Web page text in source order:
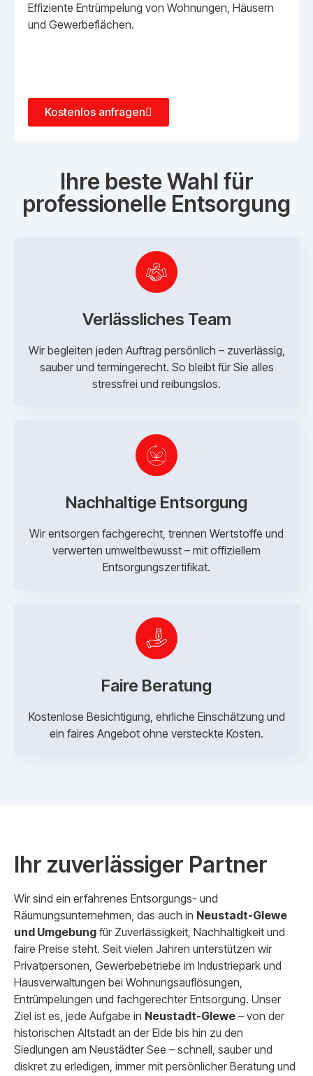
Effiziente Entrümpelung von Wohnungen, Häusern
und Gewerbeflächen.
Kostenlos anfragen
Ihre beste Wahl für
professionelle Entsorgung
Verlässliches Team
Wir begleiten jeden Auftrag persönlich – zuverlässig,
sauber und termingerecht. So bleibt für Sie alles
stressfrei und reibungslos.
Nachhaltige Entsorgung
Wir entsorgen fachgerecht, trennen Wertstoffe und
verwerten umweltbewusst – mit offiziellem
Entsorgungszertifikat.
Faire Beratung
Kostenlose Besichtigung, ehrliche Einschätzung und
ein faires Angebot ohne versteckte Kosten.
Ihr zuverlässiger Partner
Wir sind ein erfahrenes Entsorgungs- und
Räumungsunternehmen, das auch in Neustadt-Glewe
und Umgebung für Zuverlässigkeit, Nachhaltigkeit und
faire Preise steht. Seit vielen Jahren unterstützen wir
Privatpersonen, Gewerbebetriebe im Industriepark und
Hausverwaltungen bei Wohnungsauflösungen,
Entrümpelungen und fachgerechter Entsorgung. Unser
Ziel ist es, jede Aufgabe in Neustadt-Glewe – von der
historischen Altstadt an der Elde bis hin zu den
Siedlungen am Neustädter See – schnell, sauber und
diskret zu erledigen, immer mit persönlicher Beratung und